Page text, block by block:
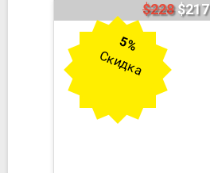
$228$217
5%
Скидка